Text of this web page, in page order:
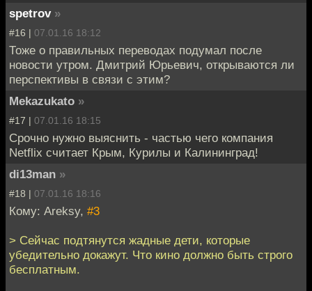
spetrov »
#16 | 07.01.16 18:12
Тоже о правильных переводах подумал после
новости утром. Дмитрий Юрьевич, открываются ли
перспективы в связи с этим?
Mekazukato »
#17 | 07.01.16 18:15
Срочно нужно выяснить - частью чего компания
Netflix считает Крым, Курилы и Калининград!
di13man »
#18 | 07.01.16 18:16
Кому: Areksy, #3
> Сейчас подтянутся жадные дети, которые
убедительно докажут. Что кино должно быть строго
бесплатным.